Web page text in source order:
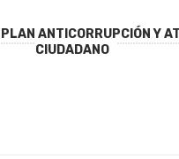
ANTICORRUPCIÓN Y
CIUDADANO